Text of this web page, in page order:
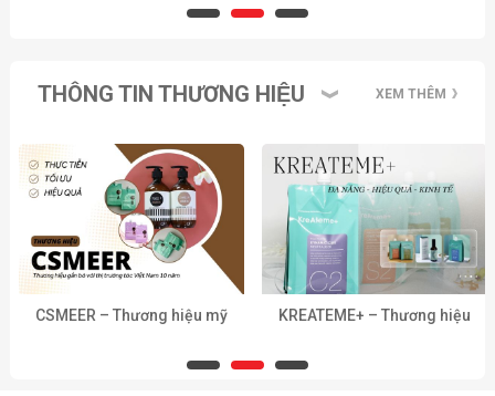
THÔNG TIN THƯƠNG HIỆU XEM THÊM
CSMEER – Thương hiệu mỹ
hiệu quả kỹ thuật cho salon
KREATEME+ – Thương hiệu
quả và kinh tế cho salon